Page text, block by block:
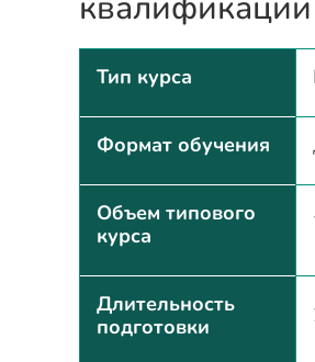
Тип курса
Формат обучения
Объем типового
курса
Длительность
подготовки